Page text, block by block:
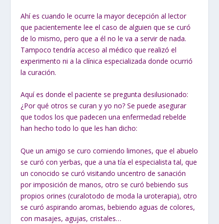
Ahí es cuando le ocurre la mayor decepción al lector
que pacientemente lee el caso de alguien que se curó
de lo mismo, pero que a él no le va a servir de nada.
Tampoco tendría acceso al médico que realizó el
experimento ni a la clínica especializada donde ocurrió
la curación.
Aquí es donde el paciente se pregunta desilusionado:
¿Por qué otros se curan y yo no? Se puede asegurar
que todos los que padecen una enfermedad rebelde
han hecho todo lo que les han dicho:
Que un amigo se curo comiendo limones, que el abuelo
se curó con yerbas, que a una tía el especialista tal, que
un conocido se curó visitando uncentro de sanación
por imposición de manos, otro se curó bebiendo sus
propios orines (curalotodo de moda la uroterapia), otro
se curó aspirando aromas, bebiendo aguas de colores,
con masajes, agujas, cristales…